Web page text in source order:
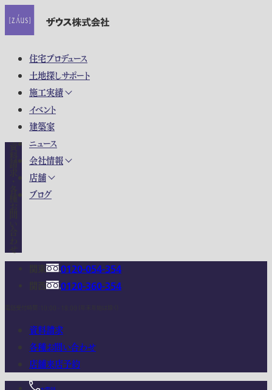
住宅プロデュース
土地探しサポート
施工実績
イベント
建築家
ニュース
会社情報
店舗
ブログ
0120-054-354
0120-360-354
資料請求
各種お問い合わせ
店舗来店予約